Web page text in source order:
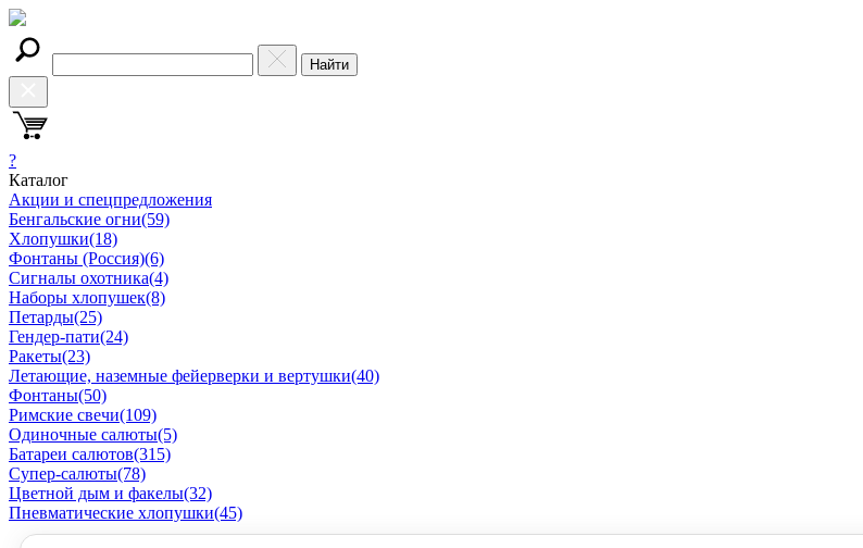
Найти
?
Каталог
Акции и спецпредложения
Бенгальские огни(59)
Хлопушки(18)
Фонтаны (Россия)(6)
Сигналы охотника(4)
Наборы хлопушек(8)
Петарды(25)
Гендер-пати(24)
Ракеты(23)
Летающие, наземные фейерверки и вертушки(40)
Фонтаны(50)
Римские свечи(109)
Одиночные салюты(5)
Батареи салютов(315)
Супер-салюты(78)
Цветной дым и факелы(32)
Пневматические хлопушки(45)